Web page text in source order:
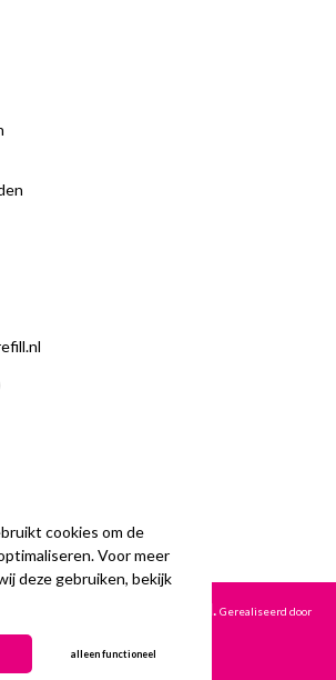
cookies om de
Voor meer
deze gebruiken, bekijk
alleen functioneel
Refill. All Rights Reserved. Gerealiseerd door